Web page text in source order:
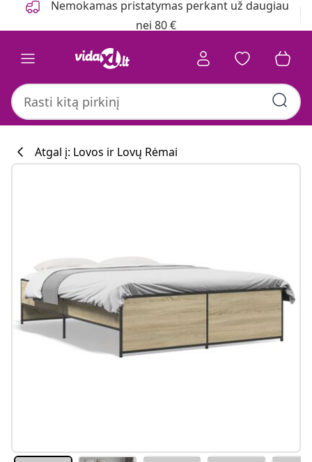
Nemokamas pristatymas perkant už daugiau
nei 80 €
Atgal į: Lovos ir Lovų Rėmai